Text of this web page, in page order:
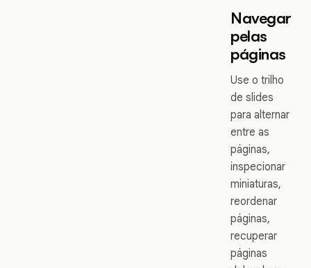
Navegar
pelas
páginas
Use o trilho
de slides
para alternar
entre as
páginas,
inspecionar
miniaturas,
reordenar
páginas,
recuperar
páginas